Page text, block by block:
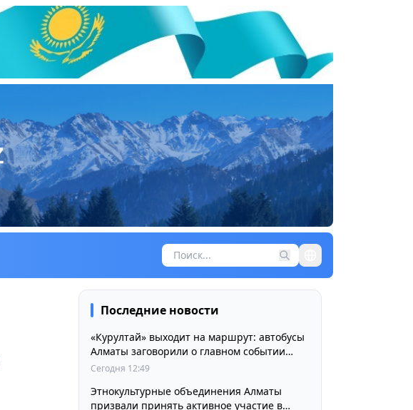
Последние новости
«Курултай» выходит на маршрут: автобусы
Алматы заговорили о главном событии
августа
Сегодня 12:49
Этнокультурные объединения Алматы
призвали принять активное участие в